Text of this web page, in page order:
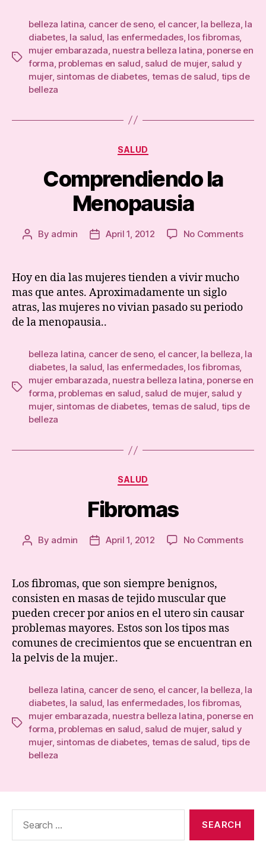
Tags
belleza latina cancer de seno, el cancer, la belleza la
diabetes, la salud las enfermedades, los fibromas,
mujer embarazada nuestra belleza latina ponerse en
forma problemas en salud salud de mujer, salud y
mujer, sintomas de diabetes temas de salud tips de
belleza
Categories
SALUD
Comprendiendo la
Menopausia
Post
By admin
PostApril 1, 2012 No Commentson
Hoy en dia las mujeres tienden a vivir mucho
mas que antes. Aproximadamente un siglo
atras, las mujeres no vivian pasado su periodo
de la menopausia..
Tags
belleza latina, cancer de seno, el cancer, la belleza, la
diabetes, la salud, las enfermedades, los fibromas,
mujer embarazada, nuestra belleza latina, ponerse en
forma, problemas en salud, salud de mujer, salud y
mujer, sintomas de diabetes, temas de salud, tips de
belleza
Categories
SALUD
Fibromas
Post
By admin
PostApril 1, 2012 No Commentson
Los fibromas, que son siempre benignos,
consisten en masas de tejido muscular que
pueden crecer por anios en el utero sin causar
problemas mayores. Estos son los tipos mas
comunes de crecimientos que se encuentran en
la pelvis de la mujer..
Tags
belleza latina cancer de seno, el cancer, la belleza la
diabetes, la salud las enfermedades, los fibromas,
mujer embarazada nuestra belleza latina ponerse en
forma problemas en salud salud de mujer, salud y
mujer, sintomas de diabetes temas de salud tips de
belleza